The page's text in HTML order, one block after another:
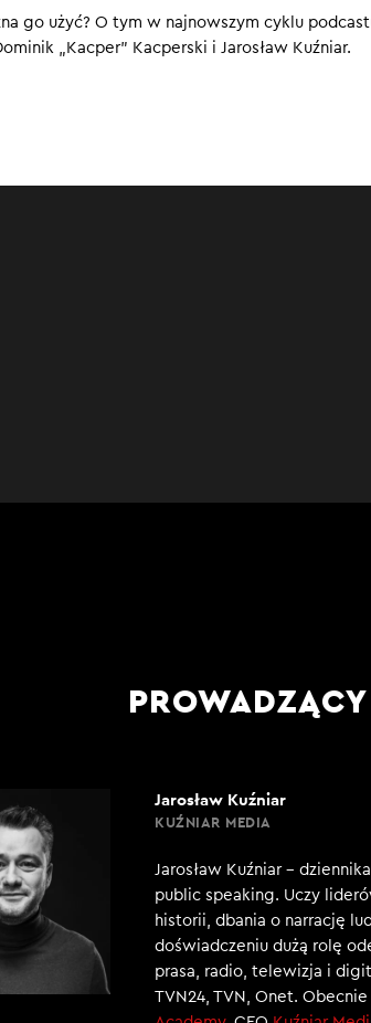
sprawdzi się nieformalne wyrażenie „jump
go użyć? O tym w najnowszym cyklu
„Kacper” Kacperski i Jarosław Kuźniar.
PROWADZĄCY
Jarosław Kuźniar
KUŹNIAR MEDIA
Jarosław Kuźniar –
public speaking. Uczy
historii, dbania o narrację
doświadczeniu dużą rolę
prasa, radio, telewizja i
TVN24, TVN, Onet.